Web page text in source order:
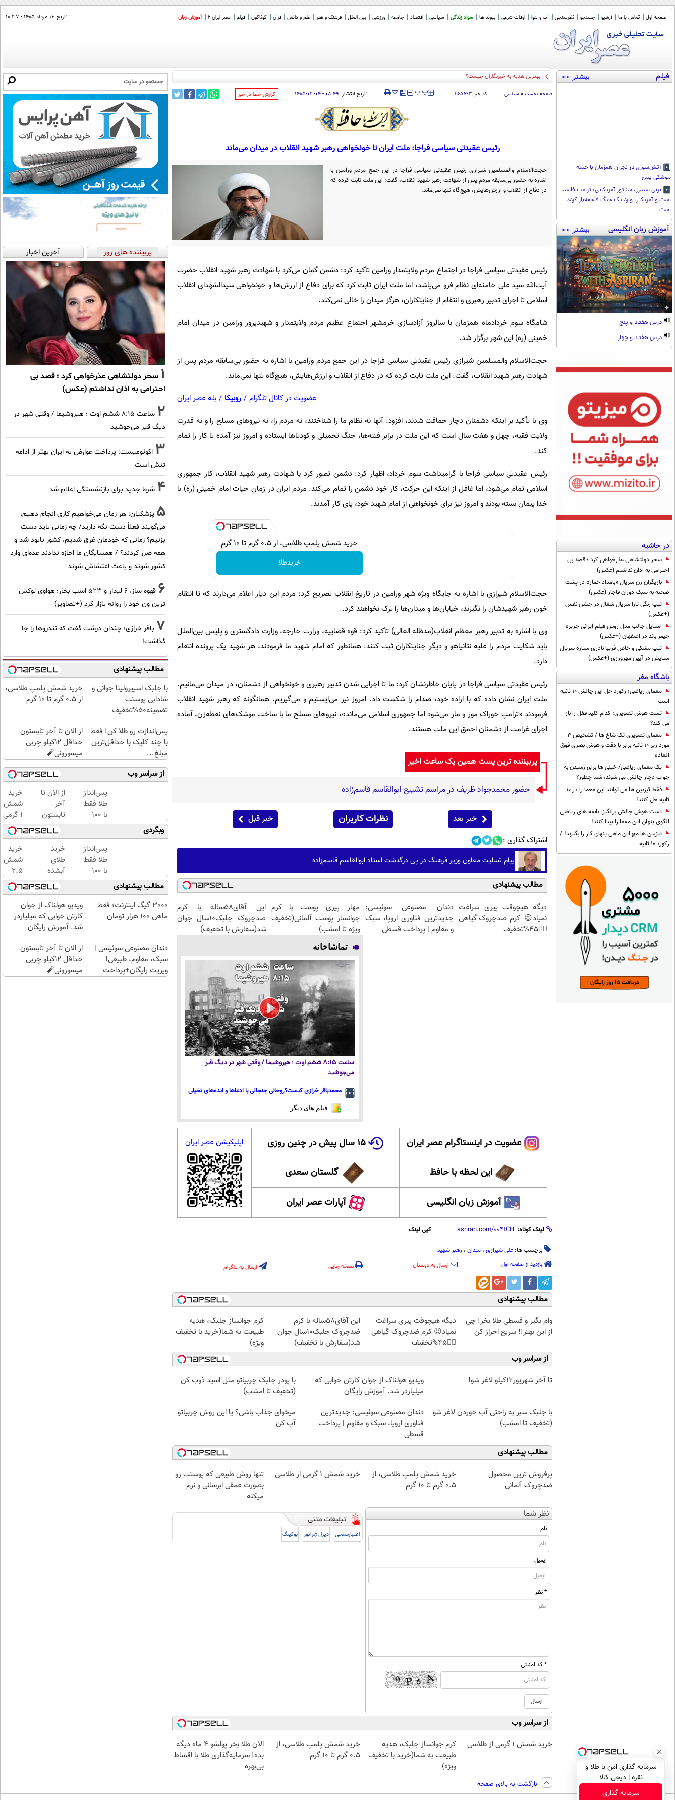
صفحه اول تماس با ما آرشیو جستجو نظرسنجی آب و هوا اوقات شرعی پیوند ها سواد زندگی سیاسی اقتصاد جامعه ورزشی بین الملل فرهنگ و هنر علم و دانش قرآن گوناگون فیلم عصر ایران 2 آموزش زبان تاریخ: ۱۶ مرداد ۱۴۰۵ - ۱۰:۳۷
فیلم بیشتر »»
آتش‌سوزی در نجران همزمان با حمله
موشکی یمن
برنی سندرز، سناتور آمریکایی: ترامپ فاسد
است و آمریکا را وارد یک جنگ فاجعه‌بار کرده
است
آموزش زبان انگلیسی بیشتر »»
درس هفتاد و پنج
درس هفتاد و چهار
در حاشیه
سحر دولتشاهی عذرخواهی کرد ؛ قصد بی
احترامی به اذان نداشتم (عکس)
بازیگران زن سریال «بامداد خمار» در پشت
صحنه به سبک دوران قاجار (عکس)
تیپ رنگی تارا سریال شغال در جشن نفس
(+عکس)
استایل جالب مدل روس فیلم ایرانی جزیره
جیمز باند در اصفهان (+عکس)
تیپ مشکی و خاص فریبا نادری ستاره سریال
ستایش در آیین مهرورزی (+عکس)
باشگاه مغز
معمای ریاضی؛ رکورد حل این چالش 10 ثانیه
است
تست هوش تصویری: کدام کلید قفل را باز
می کند؟
معمای تصویری تک شاخ ها / تشخیص 3
مورد زیر 10 ثانیه برابر با دقت و هوش بصری فوق
العاده
یک معمای ریاضی/ خیلی ها برای رسیدن به
جواب دچار چالش می شوند، شما چطور؟
فقط تیزبین ها می توانند این معما را در 10
ثانیه حل کنند!
تست هوش چالش برانگیز: نابغه های ریاضی
الگوی پنهان این معما را پیدا کنند!
تیزبین ها مچ این ماهی پنهان کار را بگیرند! /
رکورد 10 ثانیه
بهترین هدیه به خبرنگاران چیست؟
صفحه نخست » سیاسی کد خبر ۱۱۶۵۴۹۳ ‍‍‍ پ پ تاریخ انتشار: ۰۸:۴۹ - ۰۴-۰۳-۱۴۰۵ ‌گزارش خطا در خبر
رئیس عقیدتی سیاسی فراجا: ملت ایران تا خونخواهی رهبر شهید انقلاب در میدان می‌ماند
حجت‌الاسلام والمسلمین شیرازی رئیس عقیدتی سیاسی فراجا در این جمع مردم ورامین با
اشاره به حضور بی‌سابقه مردم پس از شهادت رهبر شهید انقلاب، گفت: این ملت ثابت کرده که
در دفاع از انقلاب و ارزش‌هایش، هیچ‌گاه تنها نمی‌ماند.
رئیس عقیدتی سیاسی فراجا در اجتماع مردم ولایتمدار ورامین تأکید کرد: دشمن گمان می‌کرد با شهادت رهبر شهید انقلاب حضرت
آیت‌الله سید علی خامنه‌ای نظام فرو می‌پاشد، اما ملت ایران ثابت کرد که برای دفاع از ارزش‌ها و خونخواهی سیدالشهدای انقلاب
اسلامی تا اجرای تدبیر رهبری و انتقام از جنایتکاران، هرگز میدان را خالی نمی‌کند.
شامگاه سوم خردادماه همزمان با سالروز آزادسازی خرمشهر اجتماع عظیم مردم ولایتمدار و شهیدپرور ورامین در میدان امام
خمینی (ره) این شهر برگزار شد.
حجت‌الاسلام والمسلمین شیرازی رئیس عقیدتی سیاسی فراجا در این جمع مردم ورامین با اشاره به حضور بی‌سابقه مردم پس از
شهادت رهبر شهید انقلاب، گفت: این ملت ثابت کرده که در دفاع از انقلاب و ارزش‌هایش، هیچ‌گاه تنها نمی‌ماند.
عضویت در کانال تلگرام / روبیکا / بله عصر ایران
وی با تأکید بر اینکه دشمنان دچار حماقت شدند، افزود: آنها نه نظام ما را شناختند، نه مردم را، نه نیروهای مسلح را و نه قدرت
ولایت فقیه، چهل و هفت سال است که این ملت در برابر فتنه‌ها، جنگ تحمیلی و کودتاها ایستاده و امروز نیز آمده تا کار را تمام
کند.
رئیس عقیدتی سیاسی فراجا با گرامیداشت سوم خرداد، اظهار کرد: دشمن تصور کرد با شهادت رهبر شهید انقلاب، کار جمهوری
اسلامی تمام می‌شود، اما غافل از اینکه این حرکت، کار خود دشمن را تمام می‌کند. مردم ایران در زمان حیات امام خمینی (ره) با
خدا پیمان بسته بودند و امروز نیز برای خونخواهی از امام شهید خود، پای کار آمدند.
خرید شمش پلمپ طلاسی، از ۰.۵ گرم تا ۱۰ گرم
خریدطلا
حجت‌الاسلام شیرازی با اشاره به جایگاه ویژه شهر ورامین در تاریخ انقلاب تصریح کرد: مردم این دیار اعلام می‌دارند که تا انتقام
خون رهبر شهیدشان را نگیرند، خیابان‌ها و میدان‌ها را ترک نخواهند کرد.
وی با اشاره به تدبیر رهبر معظم انقلاب(مدظله العالی) تأکید کرد: قوه قضاییه، وزارت خارجه، وزارت دادگستری و پلیس بین‌الملل
باید شکایت مردم را علیه نتانیاهو و دیگر جنایتکاران ثبت کنند. همانطور که امام شهید ما فرمودند، هر شهید یک پرونده انتقام
دارد.
رئیس عقیدتی سیاسی فراجا در پایان خاطرنشان کرد: ما تا اجرایی شدن تدبیر رهبری و خونخواهی از دشمنان، در میدان می‌مانیم.
ملت ایران نشان داده که با اراده خود، صدام را شکست داد. امروز نیز می‌ایستیم و می‌گیریم. همانگونه که رهبر شهید انقلاب
فرمودند «ترامپ خوراک مور و مار می‌شود اما جمهوری اسلامی می‌ماند»، نیروهای مسلح ما با ساخت موشک‌های نقطه‌زن، آماده
اجرای غرامت از دشمنان احمق این ملت هستند.
پربیننده ترین پست همین یک ساعت اخیر
حضور محمدجواد ظریف در مراسم تشییع ابوالقاسم قاسم‌زاده
خبر بعد نظرات کاربران خبر قبل
اشتراک گذاری :
پیام تسلیت معاون وزیر فرهنگ در پی درگذشت استاد ابوالقاسم قاسم‌زاده
مطالب پیشنهادی
دیگه هیچوقت پیری سراغت
نمیاد😉 کرم ضدچروک گیاهی
👈🏻45%تخفیف
دندان مصنوعی سوئیسی:
جدیدترین فناوری اروپا، سبک
و مقاوم | پرداخت قسطی
مهار پیری پوست با کرم
جوانساز پوست آلمانی(تخفیف
ویژه تا امشب)
این آقای58ساله با کرم
ضدچروک جلبک10سال جوان
شد(سفارش با تخفیف)
تماشاخانه
ساعت ۸:۱۵ ششم اوت ؛ هیروشیما / وقتی شهر در دیگ قیر
می‌جوشید
محمدباقر خرازی کیست؟روحانی جنجالی با ادعاها و ایده‌های تخیلی
فیلم های دیگر
عضویت در اینستاگرام عصر ایران ۱۵ سال پیش در چنین روزی
این لحظه با حافظ گلستان سعدی
آموزش زبان انگلیسی آپارات عصر ایران
اپلیکیشن عصر ایران
لینک کوتاه: کپی لینک
برچسب ها: علی شیرازی ، میدان ، رهبر شهید
بازدید از صفحه اول ارسال به دوستان نسخه چاپی ارسال به تلگرام
مطالب پیشنهادی
وام بگیر و قسطی طلا بخر! چی
از این بهتر!! سریع احراز کن
دیگه هیچوقت پیری سراغت
نمیاد😉 کرم ضدچروک گیاهی
👈🏻45%تخفیف
این آقای58ساله با کرم
ضدچروک جلبک10سال جوان
شد(سفارش با تخفیف)
کرم جوانساز جلبک، هدیه
طبیعت به شما(خرید با تخفیف
ویژه)
از سراسر وب
تا آخر شهریور12کیلو لاغر شو!
ویدیو هولناک از جوان کارتن خوابی که
میلیاردر شد. آموزش رایگان
با پودر جلبک چربیاتو مثل اسید ذوب کن
(تخفیف تا امشب)
با جلبک سبز به راحتی آب خوردن لاغر شو
(تخفیف تا امشب)
دندان مصنوعی سوئیسی: جدیدترین
فناوری اروپا، سبک و مقاوم | پرداخت
قسطی
میخوای جذاب باشی؟ یا این روش چربیاتو
آب کن
مطالب پیشنهادی
پرفروش ترین محصول
ضدچروک آلمانی
خرید شمش پلمپ طلاسی، از
۰.۵ گرم تا ۱۰ گرم
خرید شمش 1 گرمی از طلاسی
تنها روش طبیعی که پوستت رو
بصورت عمقی ابرسانی و نرم
میکنه
نظر شما
نام
ایمیل
* نظر
* کد امنیتی
اعتبارسنجی دیزل ژنراتور بوکینگ
از سراسر وب
خرید شمش 1 گرمی از طلاسی
کرم جوانساز جلبک، هدیه
طبیعت به شما(خرید با تخفیف
ویژه)
خرید شمش پلمپ طلاسی، از
۰.۵ گرم تا ۱۰ گرم
الان طلا بخر پولشو 4 ماه دیگه
بده! سرمایه‌گذاری طلا با اقساط
بی‌بهره
بازگشت به بالای صفحه
پربیننده های روز آخرین اخبار
1 سحر دولتشاهی عذرخواهی کرد ؛ قصد بی
احترامی به اذان نداشتم (عکس)
2
ساعت ۸:۱۵ ششم اوت ؛ هیروشیما / وقتی شهر در
دیگ قیر می‌جوشید
3 اکونومیست: پرداخت عوارض به ایران بهتر از ادامه
تنش است
4 شرط جدید برای بازنشستگی اعلام شد
5 پزشکیان: هر زمان می‌خواهیم کاری انجام دهیم،
می‌گویند فعلاً دست نگه دارید/ چه زمانی باید دست
بزنیم؟ زمانی که خودمان غرق شدیم، کشور نابود شد و
همه ضرر کردند؟ / همسایگان ما اجازه ندادند عده‌ای وارد
کشور شوند و باعث اغتشاش شوند
6
قهوه ساز، 6 لیدار و 523 اسب بخار؛ هواوی لوکس
ترین ون خود را روانه بازار کرد (+تصاویر)
7 باقر خرازی؛ چندان درشت گفت که تندروها را جا
گذاشت!
مطالب پیشنهادی
با جلبک اسپیرولینا جوانی و
شادابی پوستت
تضمینه50%تخفیف
خرید شمش پلمپ طلاسی،
از ۰.۵ گرم تا ۱۰ گرم
پس‌اندازت رو طلا کن! فقط
با چند کلیک با حداقل‌ترین
مبلغ...
از الان تا آخر تابستون
حداقل 12کیلو چربی
میسوزونی🧨
از سراسر وب
پس‌انداز
طلا فقط
با ۱۰۰
هزارتومان
(امن و
راحت)
از الان تا
آخر
تابستون
حداقل
12کیلو
چربی
میسوزونی
🧨
خرید
شمش
1 گرمی
از
طلاسی
وبگردی
پس‌انداز
طلا فقط
با ۱۰۰
هزارتومان
(امن و
راحت)
خرید
طلای
آبشده
حتی با
۱۰۰هزارتومان
خرید
شمش
2.5
گرمی
از
طلاسی
😍
مطالب پیشنهادی
3000 گیگ اینترنت؛ فقط
ماهی 100 هزار تومان
ویدیو هولناک از جوان
کارتن خوابی که میلیاردر
شد. آموزش رایگان
دندان مصنوعی سوئیسی |
سبک، مقاوم، طبیعی!
ویزیت رایگان+پرداخت
از الان تا آخر تابستون
حداقل 12کیلو چربی
میسوزونی🧨
سرمایه گذاری امن با طلا و
نقره | دیجی کالا
سرمایه گذاری